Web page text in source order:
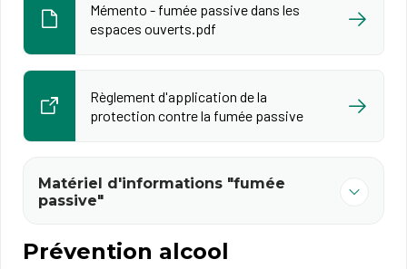
Mémento - fumée passive dans les
espaces ouverts.pdf
Règlement d'application de la
protection contre la fumée passive
Matériel d'informations "fumée
passive"
Prévention alcool